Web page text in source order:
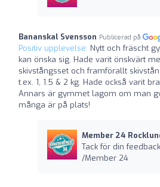
Bananskal Svensson Publicerad på
Positiv upplevelse: Nytt och fräscht
kan önska sig. Hade varit önskvärt
skivstångsset och framförallt
t.ex. 1, 1.5 & 2 kg. Hade också varit
Annars är gymmet lagom om man
många är på plats!
Member 24
Tack för din
/Member 24